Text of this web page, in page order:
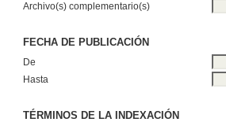
Archivo(s) complementario(s)
FECHA DE PUBLICACIÓN
De
Hasta
TÉRMINOS DE LA INDEXACIÓN